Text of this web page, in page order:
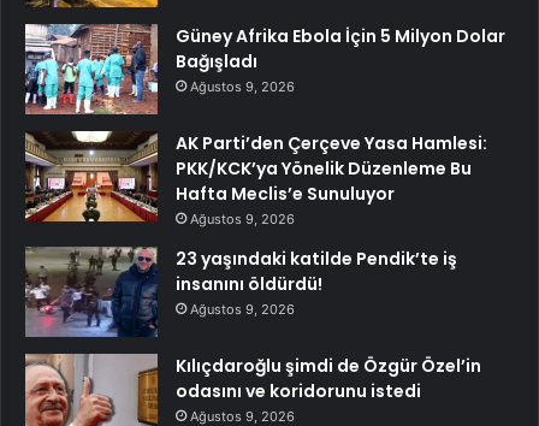
Güney Afrika Ebola İçin 5 Milyon Dolar
Bağışladı
Ağustos 9, 2026
AK Parti’den Çerçeve Yasa Hamlesi:
PKK/KCK’ya Yönelik Düzenleme Bu
Hafta Meclis’e Sunuluyor
Ağustos 9, 2026
23 yaşındaki katilde Pendik’te iş
insanını öldürdü!
Ağustos 9, 2026
Kılıçdaroğlu şimdi de Özgür Özel’in
odasını ve koridorunu istedi
Ağustos 9, 2026